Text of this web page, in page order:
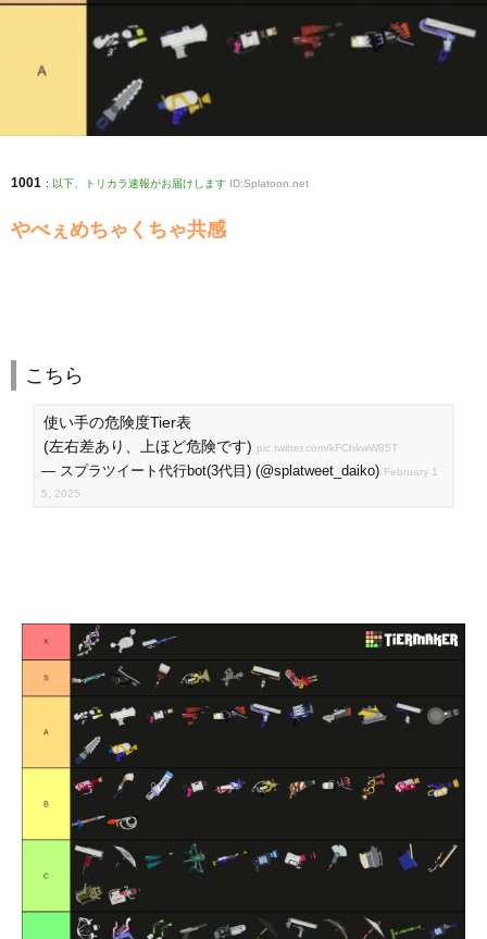
1001 : 以下、トリカラ速報がお届けします ID:Splatoon.net
やべぇめちゃくちゃ共感
こちら
使い手の危険度Tier表
(左右差あり、上ほど危険です) pic.twitter.com/kFChkwW85T
— スプラツイート代行bot(3代目) (@splatweet_daiko) February 1
5, 2025